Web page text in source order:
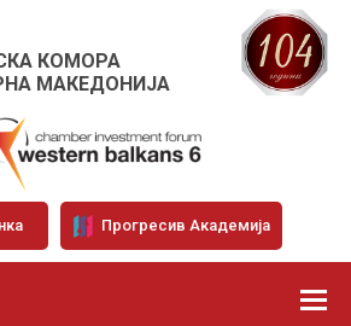
КОМОРА
МАКЕДОНИЈА
Прогресив Академија